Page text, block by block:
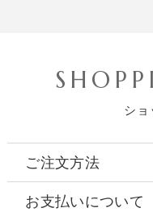
ショ
ご注文方法
お支払いについて